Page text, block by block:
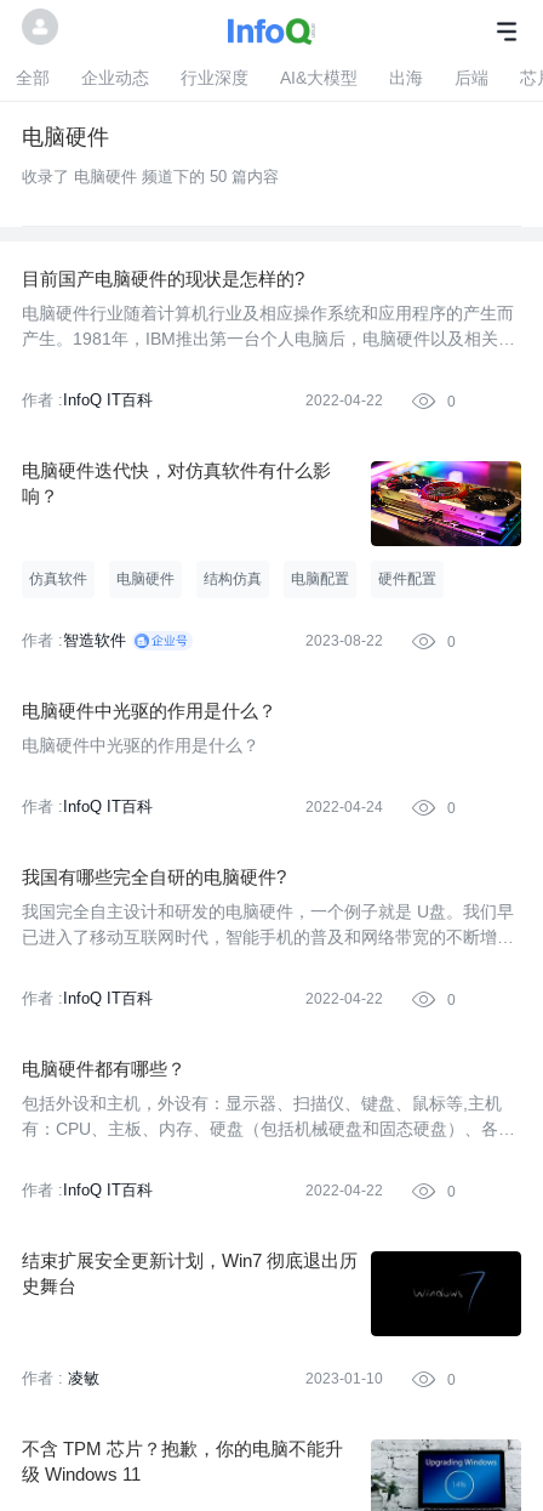
全部 企业动态 行业深度 AI&大模型 出海 后端 芯
电脑硬件
收录了 电脑硬件 频道下的 50 篇内容
目前国产电脑硬件的现状是怎样的?
电脑硬件行业随着计算机行业及相应操作系统和应用程序的产生而
产生。1981年，IBM推出第一台个人电脑后，电脑硬件以及相关应
主要经济体至关重要的经济产业。数据显示，2014-2019年，中国
作者 : InfoQ IT百科 2022-04-22  0
电脑硬件迭代快，对仿真软件有什么影
响？
仿真软件 电脑硬件 结构仿真 电脑配置 硬件配置
作者 :智造软件 2023-08-22  0
电脑硬件中光驱的作用是什么？
电脑硬件中光驱的作用是什么？
作者 : InfoQ IT百科 2022-04-24  0
我国有哪些完全自研的电脑硬件?
我国完全自主设计和研发的电脑硬件，一个例子就是 U盘。我们早
已进入了移动互联网时代，智能手机的普及和网络带宽的不断增
决我们小容量移动数据拷贝痛点的 U盘。
作者 : InfoQ IT百科 2022-04-22  0
电脑硬件都有哪些？
包括外设和主机，外设有：显示器、扫描仪、键盘、鼠标等,主机
有：CPU、主板、内存、硬盘（包括机械硬盘和固态硬盘）、各种
如 U 盘、移动硬盘等
作者 : InfoQ IT百科 2022-04-22  0
结束扩展安全更新计划，Win7 彻底退出历
史舞台
作者 : 凌敏 2023-01-10  0
不含 TPM 芯片？抱歉，你的电脑不能升
级 Windows 11